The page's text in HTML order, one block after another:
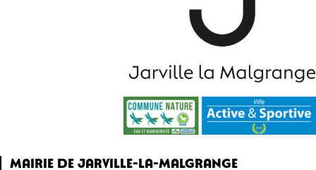
Mairie de Jarville-la-Malgrange